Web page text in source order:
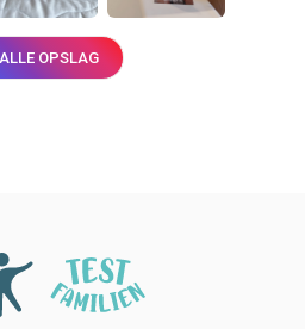
OPSLAG